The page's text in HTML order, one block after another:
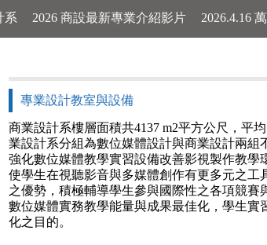
系 2026 商設最新專業介紹影片 2026.4.16
專業設計教室與設備
商業設計系樓層面積共4137 m2平方公尺，平
業設計系分組為數位媒體設計與商業設計兩組
強化數位媒體教學實習設備改善影視製作教學
使學生在視聽影音與多媒體創作有更多元之
之優勢，積極輔導學生參與國際性之各項競
數位媒體實務教學能量與成果最佳化，學生
化之目的。